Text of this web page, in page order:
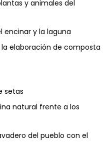
y animales del
encinar y la laguna
elaboración de composta
setas
natural frente a los
del pueblo con el